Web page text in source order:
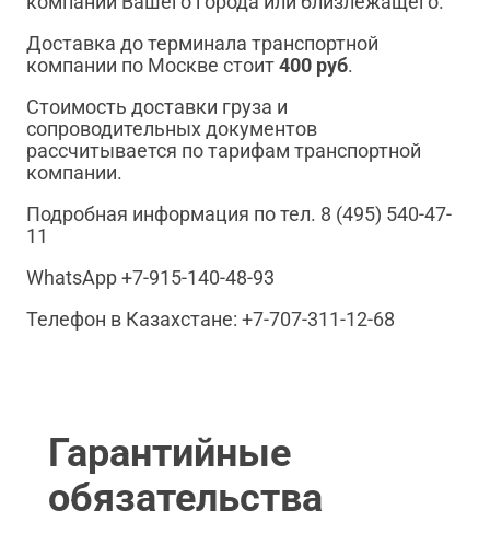
Доставка до терминала транспортной
компании по Москве стоит400 руб.
Стоимость доставки груза и
сопроводительных документов
рассчитывается по тарифам транспортной
компании.
Подробная информация по тел. 8 (495) 540-47-
11
WhatsApp +7-915-140-48-93
Телефон в Казахстане: +7-707-311-12-68
Гарантийные
обязательства